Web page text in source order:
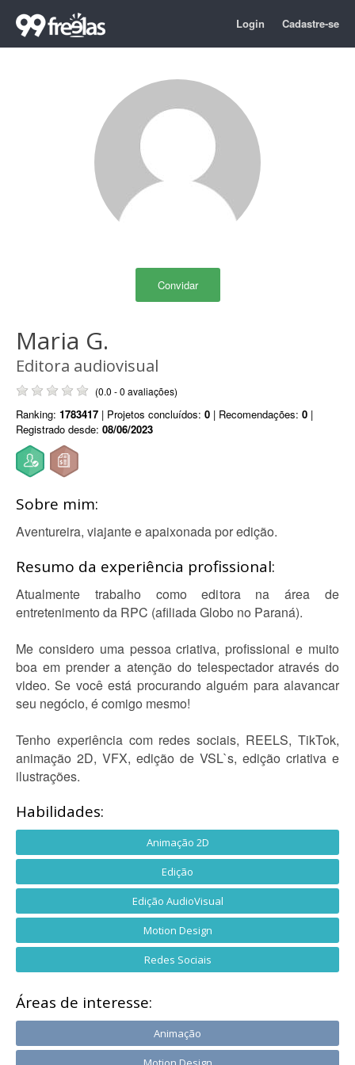
Login Cadastre-se
Convidar
Maria G.
Editora audiovisual
(0.0 - 0 avaliações)
Ranking: 1783417 | Projetos concluídos: 0 | Recomendações: 0 |
Registrado desde: 08/06/2023
Sobre mim:
Aventureira, viajante e apaixonada por edição.
Resumo da experiência profissional:
Atualmente trabalho como editora na área de
entretenimento da RPC (afiliada Globo no Paraná).
Me considero uma pessoa criativa, profissional e muito
boa em prender a atenção do telespectador através do
video. Se você está procurando alguém para alavancar
seu negócio, é comigo mesmo!
Tenho experiência com redes sociais, REELS, TikTok,
animação 2D, VFX, edição de VSL`s, edição criativa e
ilustrações.
Habilidades:
Animação 2D
Edição
Edição AudioVisual
Motion Design
Redes Sociais
Áreas de interesse:
Animação